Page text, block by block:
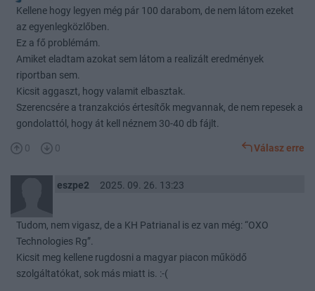
Kellene hogy legyen még pár 100 darabom, de nem látom ezeket
az egyenlegközlőben.
Ez a fő problémám.
Amiket eladtam azokat sem látom a realizált eredmények
riportban sem.
Kicsit aggaszt, hogy valamit elbasztak.
Szerencsére a tranzakciós értesítők megvannak, de nem repesek a
gondolattól, hogy át kell néznem 30-40 db fájlt.
0 0 Válasz erre
eszpe2 2025. 09. 26. 13:23
Tudom, nem vigasz, de a KH Patrianal is ez van még: “OXO
Technologies Rg”.
Kicsit meg kellene rugdosni a magyar piacon működő
szolgáltatókat, sok más miatt is. :-(